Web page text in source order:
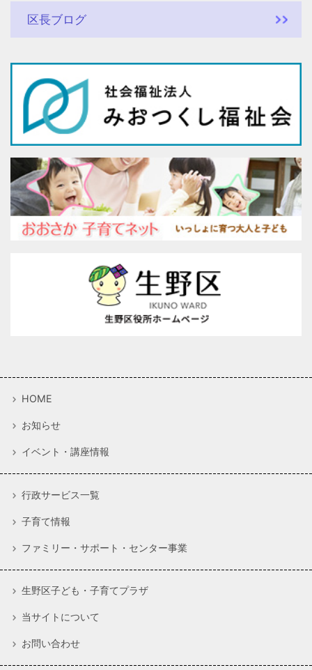
区長ブログ
HOME
お知らせ
イベント・講座情報
行政サービス一覧
子育て情報
ファミリー・サポート・センター事業
生野区子ども・子育てプラザ
当サイトについて
お問い合わせ